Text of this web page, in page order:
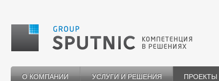
О КОМПАНИИ УСЛУГИ И РЕШЕНИЯ ПРОЕКТЫ